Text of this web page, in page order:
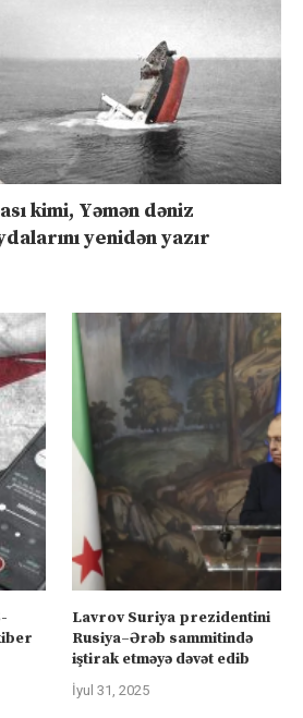
kimi, Yəmən dəniz
yenidən yazır
Lavrov Suriya prezidentini
Rusiya–Ərəb sammitində
iştirak etməyə dəvət edib
İyul 31, 2025